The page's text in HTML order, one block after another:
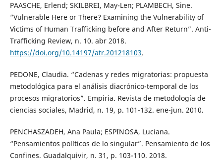
PAASCHE, Erlend; SKILBREI, May-Len; PLAMBECH, Sine.
“Vulnerable Here or There? Examining the Vulnerability of
Victims of Human Trafficking before and After Return”. Anti-
Trafficking Review, n. 10. abr 2018.
https://doi.org/10.14197/atr.201218103.
PEDONE, Claudia. “Cadenas y redes migratorias: propuesta
metodológica para el análisis diacrónico-temporal de los
procesos migratorios”. Empiria. Revista de metodología de
ciencias sociales, Madrid, n. 19, p. 101-132. ene-jun. 2010.
PENCHASZADEH, Ana Paula; ESPINOSA, Luciana.
“Pensamientos políticos de lo singular”. Pensamiento de los
Confines. Guadalquivir, n. 31, p. 103-110. 2018.